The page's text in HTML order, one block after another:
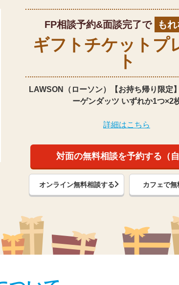
FP相談予約&面談完了で もれ
ギフトチケット プ
ト
LAWSON（ローソン）【お持ち帰り限定】
ーゲンダッツ いずれか1つ×2
詳細はこちら
対面の無料相談を予約する（自
オンライン無料相談する カフェで無